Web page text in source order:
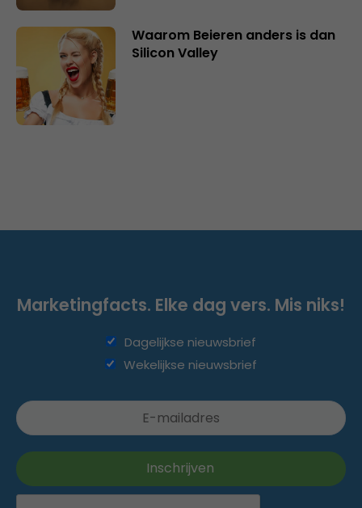
Waarom Beieren anders is dan
Silicon Valley
Marketingfacts. Elke dag vers. Mis niks!
Dagelijkse nieuwsbrief
Wekelijkse nieuwsbrief